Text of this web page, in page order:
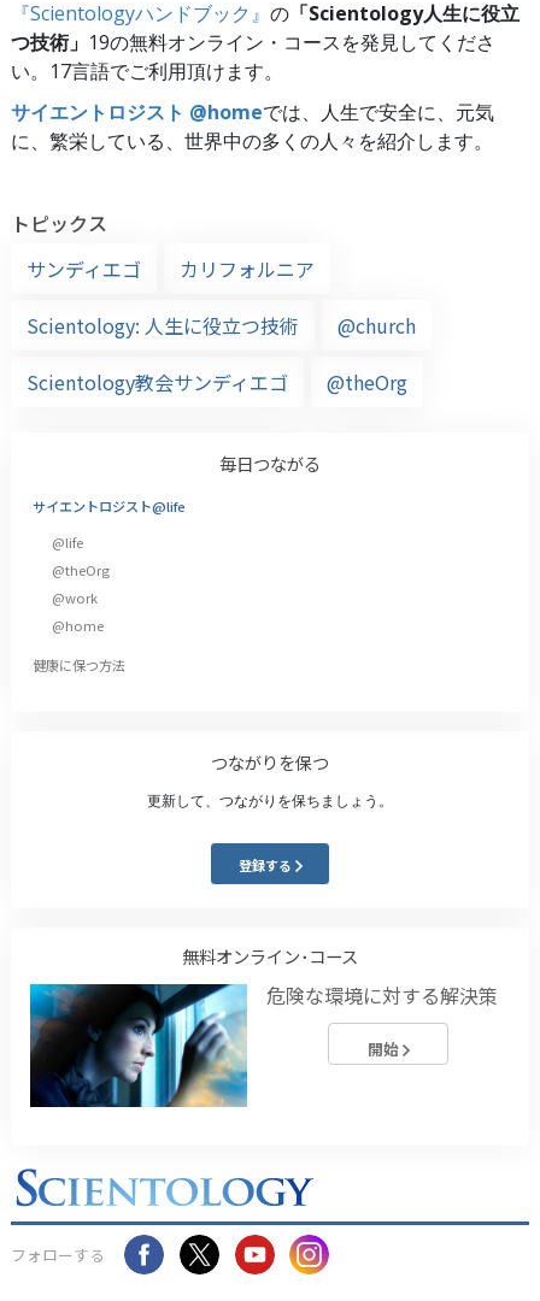
『Scientologyハンドブック』 の 「Scientology人生に役立
つ技術」 19の無料オンライン・コースを発見してくださ
い。17言語でご利用頂けます。
サイエントロジスト @homeでは、人生で安全に、元気
に、繁栄している、世界中の多くの人々を紹介します。
トピックス
サンディエゴ
カリフォルニア
Scientology: 人生に役立つ技術
@church
Scientology教会サンディエゴ
@theOrg
毎日つながる
サイエントロジスト@life
@life
@theOrg
@work
@home
健康に保つ方法
つながりを保つ
更新して、つながりを保ちましょう。
登録する
無料オンライン･コース
危険な環境に対する解決策
開始
フォローする